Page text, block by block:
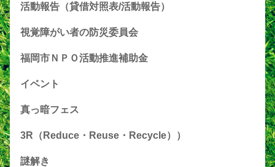
活動報告（貸借対照表/活動報告）
視覚障がい者の防災委員会
福岡市ＮＰＯ活動推進補助金
イベント
真っ暗フェス
3R（Reduce・Reuse・Recycle））
謎解き